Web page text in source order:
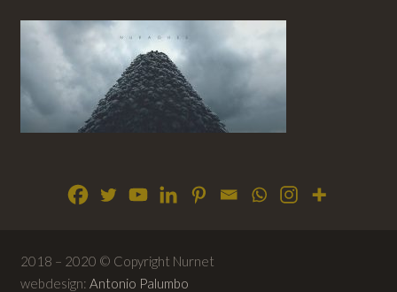
2018 – 2020 © Copyright Nurnet
webdesign: Antonio Palumbo